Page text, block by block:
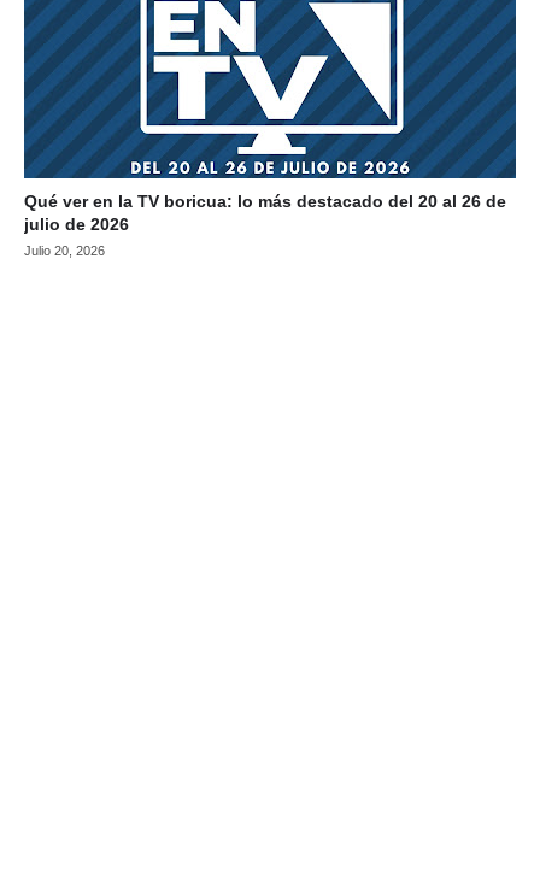
Qué ver en la TV boricua: lo más destacado del 20 al 26 de
julio de 2026
Julio 20, 2026